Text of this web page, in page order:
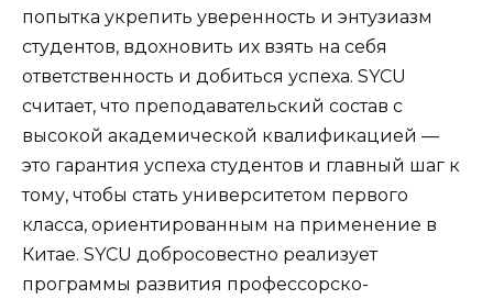
попытка укрепить уверенность и энтузиазм
студентов, вдохновить их взять на себя
ответственность и добиться успеха. SYCU
считает, что преподавательский состав с
высокой академической квалификацией —
это гарантия успеха студентов и главный шаг к
тому, чтобы стать университетом первого
класса, ориентированным на применение в
Китае. SYCU добросовестно реализует
программы развития профессорско-